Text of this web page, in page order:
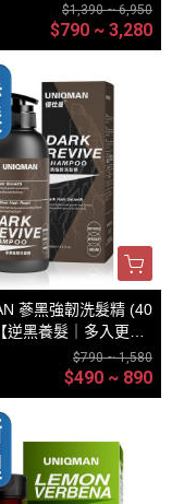
$1,390 ~ 6,950
$790 ~ 3,280
蔘黑強韌洗髮精 (40
逆黑養髮｜多入更優
$790 ~ 1,580
$490 ~ 890